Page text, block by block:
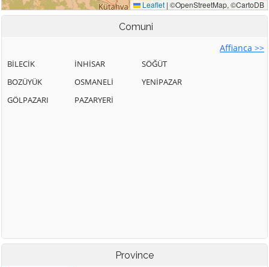
Comuni
Affianca >>
BİLECİK
BOZÜYÜK
GÖLPAZARI
İNHİSAR
OSMANELİ
PAZARYERİ
SÖĞÜT
YENİPAZAR
Province